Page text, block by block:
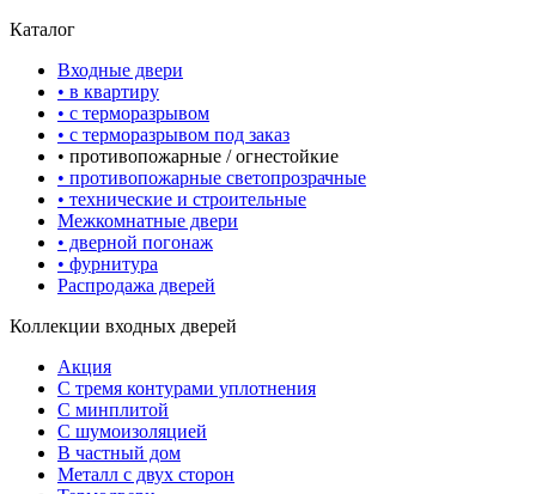
Каталог
Входные двери
• в квартиру
• с терморазрывом
• с терморазрывом под заказ
• противопожарные / огнестойкие
• противопожарные светопрозрачные
• технические и строительные
Межкомнатные двери
• дверной погонаж
• фурнитура
Распродажа дверей
Коллекции входных дверей
Акция
С тремя контурами уплотнения
С минплитой
С шумоизоляцией
В частный дом
Металл с двух сторон